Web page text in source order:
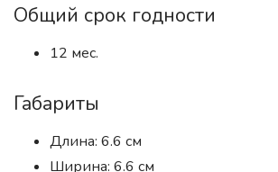
Общий срок годности
12 мес.
Габариты
Длина: 6.6 см
Ширина: 6.6 см